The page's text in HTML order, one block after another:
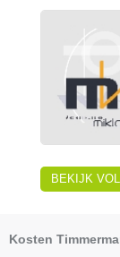
BEKIJK
Kosten